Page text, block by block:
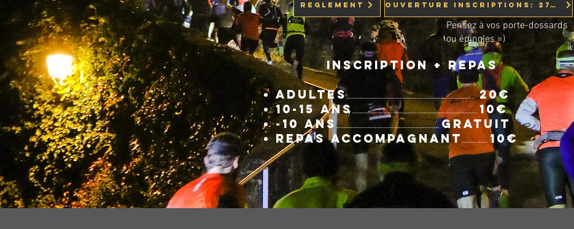
REGLEMENT ouverture Inscriptions: 27/09
Pensez à vos porte-dossards
ou épingles =)
Inscription + repas
Adultes.....................................................................20€
10-15 ans .................................................................... 10€
-10 ans........................................................ Gratuit
Repas accompagnant..............10€